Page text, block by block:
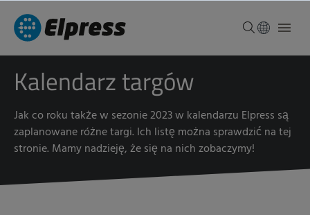
Kalendarz targów
Jak co roku także w sezonie 2023 w kalendarzu Elpress są
zaplanowane różne targi. Ich listę można sprawdzić na tej
stronie. Mamy nadzieję, że się na nich zobaczymy!